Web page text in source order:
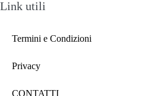
Link utili
Termini e Condizioni
Privacy
CONTATTI